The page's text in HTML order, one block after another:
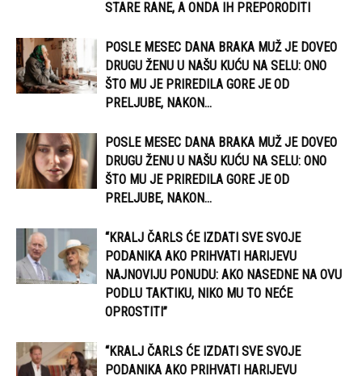
STARE RANE, A ONDA IH PREPORODITI
POSLE MESEC DANA BRAKA MUŽ JE DOVEO
DRUGU ŽENU U NAŠU KUĆU NA SELU: ONO
ŠTO MU JE PRIREDILA GORE JE OD
PRELJUBE, NAKON...
POSLE MESEC DANA BRAKA MUŽ JE DOVEO
DRUGU ŽENU U NAŠU KUĆU NA SELU: ONO
ŠTO MU JE PRIREDILA GORE JE OD
PRELJUBE, NAKON...
“KRALJ ČARLS ĆE IZDATI SVE SVOJE
PODANIKA AKO PRIHVATI HARIJEVU
NAJNOVIJU PONUDU: AKO NASEDNE NA OVU
PODLU TAKTIKU, NIKO MU TO NEĆE
OPROSTITI”
“KRALJ ČARLS ĆE IZDATI SVE SVOJE
PODANIKA AKO PRIHVATI HARIJEVU